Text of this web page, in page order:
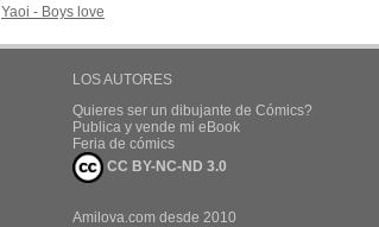
Yaoi - Boys love
LOS AUTORES
Quieres ser un dibujante de Cómics?
Publica y vende mi eBook
Feria de cómics
CC BY-NC-ND 3.0
Amilova.com desde 2010